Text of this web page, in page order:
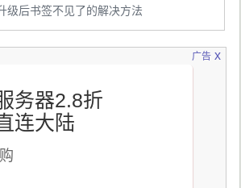
级后书签不见了的解决方法
广告
务器2.8折
连大陆
x